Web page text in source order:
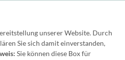
unserer Website. Durch
Sie sich damit einverstanden,
Sie können diese Box für